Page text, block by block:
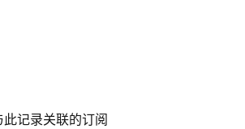
记录关联的订阅